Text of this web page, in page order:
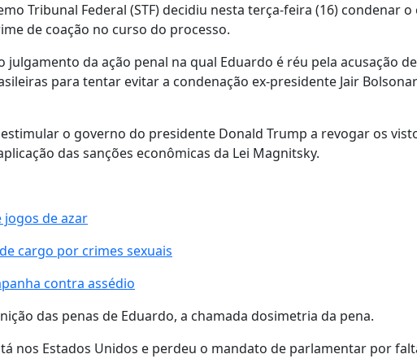
Tribunal Federal (STF) decidiu nesta terça-feira (16) condenar o
de coação no curso do processo.
da ação penal na qual Eduardo é réu pela acusação de
para tentar evitar a condenação ex-presidente Jair
o governo do presidente Donald Trump a revogar os
das sanções econômicas da Lei Magnitsky.
jogos de azar
cargo por crimes sexuais
contra assédio
das penas de Eduardo, a chamada dosimetria da pena.
nos Estados Unidos e perdeu o mandato de parlamentar por